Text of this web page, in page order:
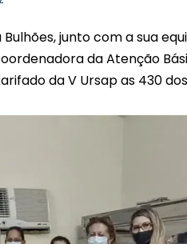
junto com a sua
da Atenção
da V Ursap as 430